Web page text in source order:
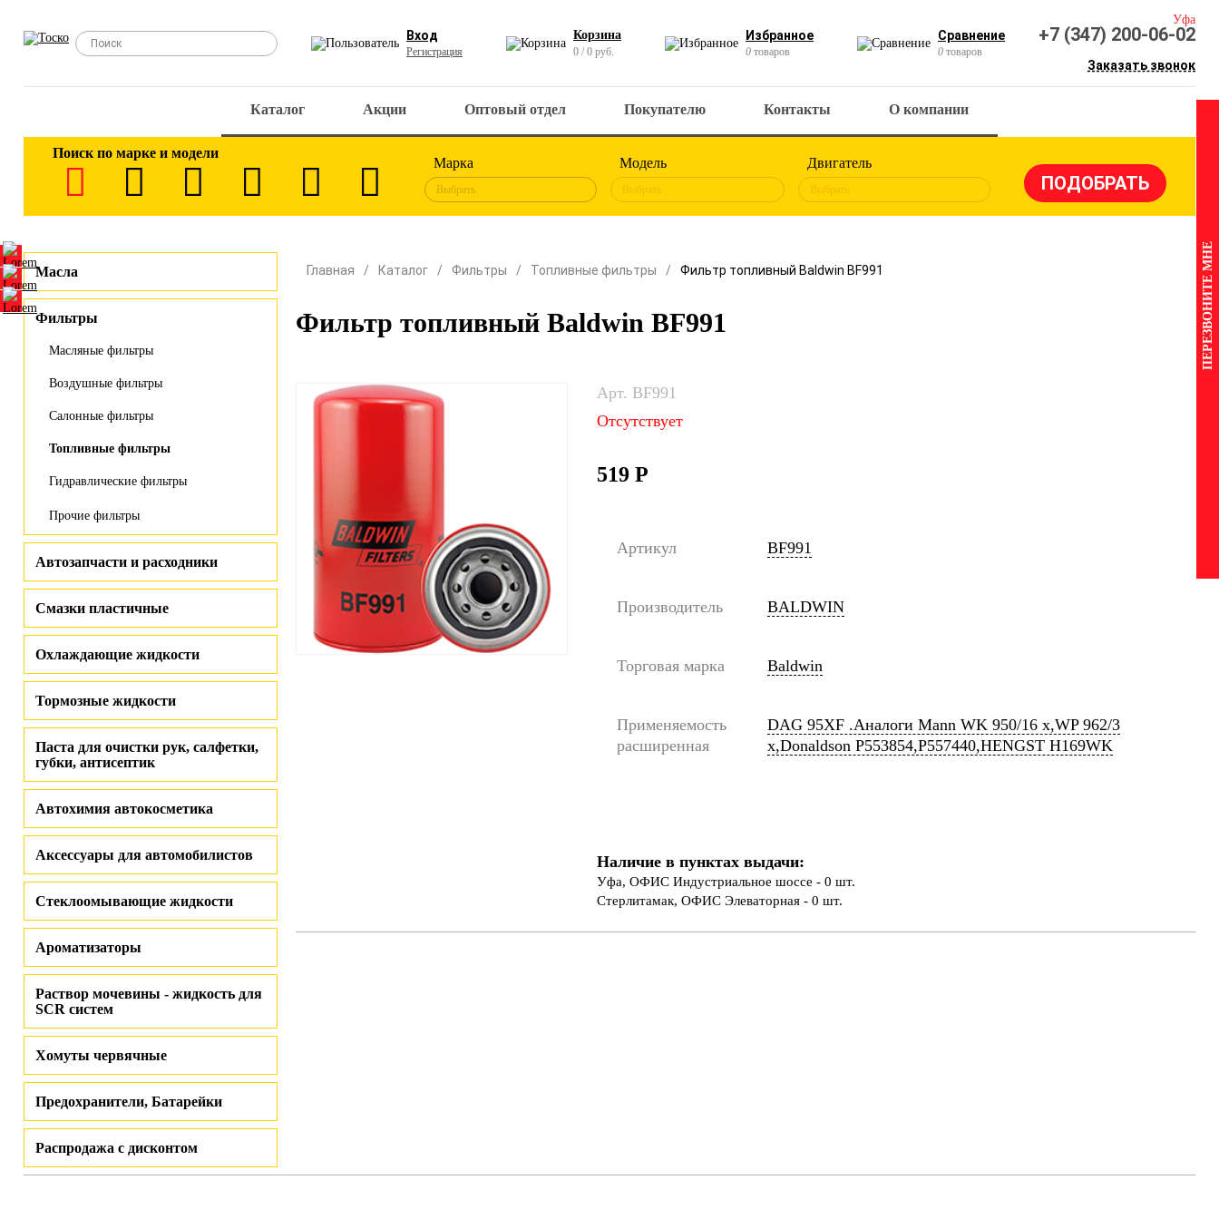
Вход
Регистрация
Корзина
0 / 0 руб.
Избранное
0 товаров
Сравнение
0 товаров
Уфа
+7 (347) 200-06-02
Заказать звонок
Каталог Акции Оптовый отдел Покупателю Контакты О компании
Поиск по марке и модели
Марка
Выбрать
Модель
Выбрать
Двигатель
Выбрать
Масла
Фильтры
Масляные фильтры
Воздушные фильтры
Салонные фильтры
Топливные фильтры
Гидравлические фильтры
Прочие фильтры
Автозапчасти и расходники
Смазки пластичные
Охлаждающие жидкости
Тормозные жидкости
Паста для очистки рук, салфетки,
губки, антисептик
Автохимия автокосметика
Аксессуары для автомобилистов
Стеклоомывающие жидкости
Ароматизаторы
Раствор мочевины - жидкость для
SCR систем
Хомуты червячные
Предохранители, Батарейки
Распродажа с дисконтом
Главная Каталог Фильтры Топливные фильтры Фильтр топливный Baldwin BF991
Фильтр топливный Baldwin BF991
Арт. BF991
Отсутствует
519 Р
Артикул BF991
Производитель BALDWIN
Торговая марка Baldwin
Применяемость
расширенная
DAG 95XF .Аналоги Mann WK 950/16 x,WP 962/3
x,Donaldson P553854,P557440,HENGST H169WK
Наличие в пунктах выдачи:
Уфа, ОФИС Индустриальное шоссе - 0 шт.
Стерлитамак, ОФИС Элеваторная - 0 шт.
ПЕРЕЗВОНИТЕ МНЕ